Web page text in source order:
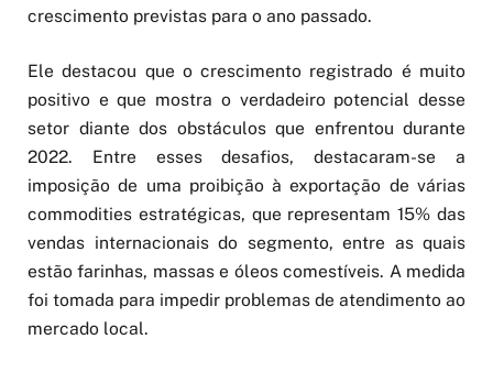
crescimento previstas para o ano passado.
Ele destacou que o crescimento registrado é muito
positivo e que mostra o verdadeiro potencial desse
setor diante dos obstáculos que enfrentou durante
2022. Entre esses desafios, destacaram-se a
imposição de uma proibição à exportação de várias
commodities estratégicas, que representam 15% das
vendas internacionais do segmento, entre as quais
estão farinhas, massas e óleos comestíveis. A medida
foi tomada para impedir problemas de atendimento ao
mercado local.